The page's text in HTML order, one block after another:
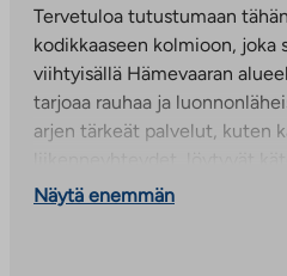
Tervetuloa tutustumaan
kodikkaaseen kolmioon, joka
viihtyisällä Hämevaaran
tarjoaa rauhaa ja
arjen tärkeät palvelut, kuten
Asunnon erinomainen
Näytä enemmän